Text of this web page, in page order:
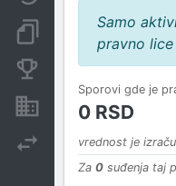
Dokumenti i objave
Konkurentske
Nekretnine i imovina
Izvoz
Samo
pravno lice
Sporovi gde je
0 RSD
vrednost je
Za 0 suđenja taj